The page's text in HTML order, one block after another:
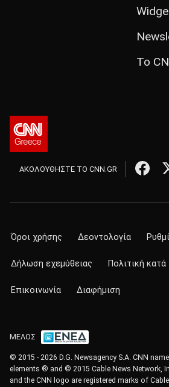
Το
ΑΚΟΛΟΥΘΗΣΤΕ ΤΟ CNN.GR
Όροι χρήσης Δεοντολογία
Δήλωση εχεμύθειας Πολιτική
Επικοινωνία Διαφήμιση
ΜΕΛΟΣ
© 2015 - 2026 D.G. Newsagency S.A. CNN
elements ® and © 2015 Cable News Network,
and the CNN logo are registered marks of